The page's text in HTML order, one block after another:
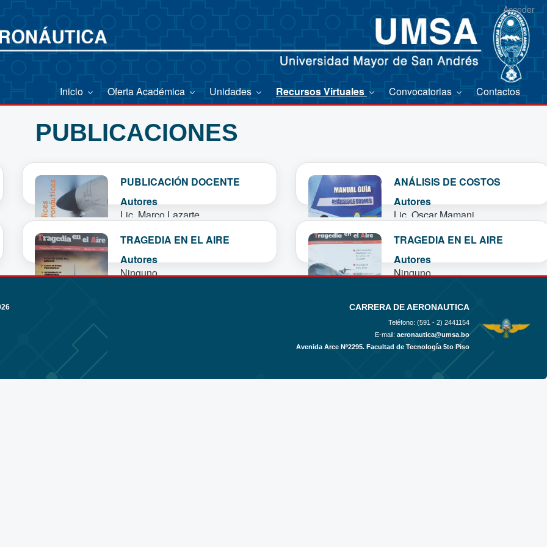
Acceder
Inicio Oferta Académica Unidades Recursos Virtuales Convocatorias Contactos
PUBLICACIONES
PUBLICACIÓN DOCENTE
Autores
Lic. Marco Lazarte
Ver más
ANÁLISIS DE COSTOS
Autores
Lic. Oscar Mamani
Ver más
TRAGEDIA EN EL AIRE
Autores
Ninguno
TRAGEDIA EN EL AIRE
Autores
Ninguno
CARRERA DE AERONAUTICA
Teléfono: (591 - 2) 2441154
E-mail: aeronautica@umsa.bo
Avenida Arce Nº2295. Facultad de Tecnología 5to Piso